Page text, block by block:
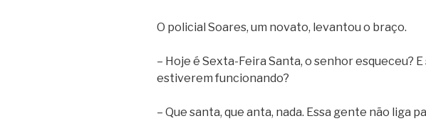
O policial Soares, um novato, levantou o braço.
– Hoje é Sexta-Feira Santa, o senhor esqueceu? E
estiverem funcionando?
– Que santa, que anta, nada. Essa gente não liga